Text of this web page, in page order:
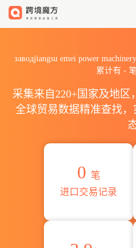
заводjiangsu emei power
累计有 -
采集来自220+国家及地区
全球贸易数据精准查找
0 笔
进口交易记录